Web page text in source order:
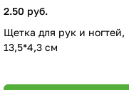
2.50 руб.
Щетка для рук и ногтей,
13,5*4,3 cм